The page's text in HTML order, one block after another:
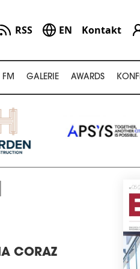
RSS EN Kontakt
FM GALERIE AWARDS
CORAZ